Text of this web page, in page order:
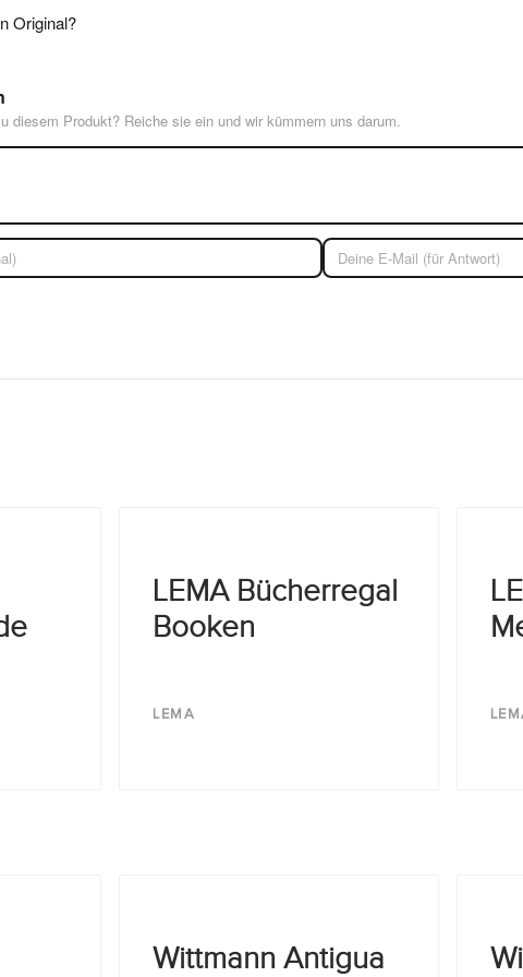
Original?
diesem Produkt? Reiche sie ein und wir kümmern uns darum.
LEMA Bücherregal
Booken
LEMA
Wittmann Antigua